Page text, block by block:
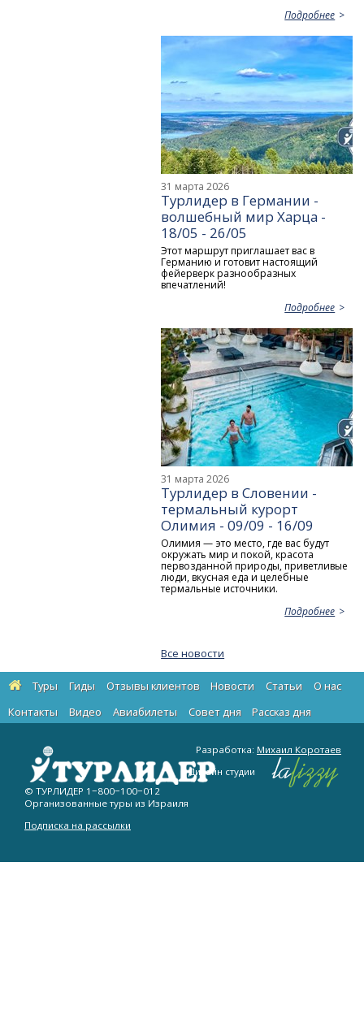
Подробнее
31 марта 2026
Турлидер в Германии -
волшебный мир Харца -
18/05 - 26/05
Этот маршрут приглашает вас в
Германию и готовит настоящий
фейерверк разнообразных
впечатлений!
Подробнее
31 марта 2026
Турлидер в Словении -
термальный курорт
Олимия - 09/09 - 16/09
Олимия — это место, где вас будут
окружать мир и покой, красота
первозданной природы, приветливые
люди, вкусная еда и целебные
термальные источники.
Подробнее
Все новости
Туры Гиды Отзывы клиентов Новости Статьи
О нас
Контакты
Видео Авиабилеты Cовет дня Рассказ дня
© ТУРЛИДЕР 1−800−100−012
Организованные туры из Израиля
Подписка на рассылки
Разработка: Михаил Коротаев
Дизайн студии